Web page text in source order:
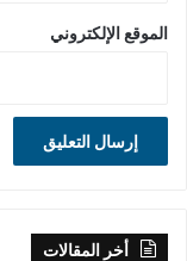
الموقع الإلكتروني
أخر المقالات